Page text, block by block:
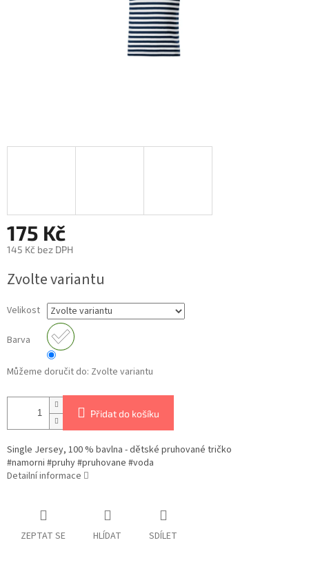
175 Kč
145 Kč bez DPH
cena:
Zvolte variantu
Velikost
Barva
Můžeme doručit do: Zvolte variantu
Přidat do košíku
Single Jersey, 100 % bavlna - dětské pruhované tričko
#namorni #pruhy #pruhovane #voda
Detailní informace
ZEPTAT SE HLÍDAT SDÍLET